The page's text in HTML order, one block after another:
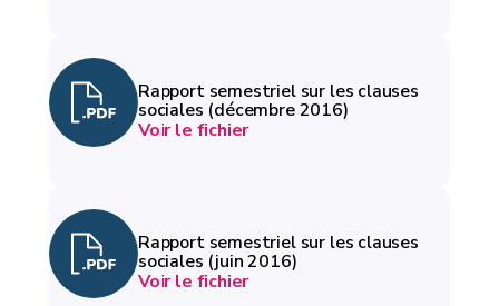
Rapport semestriel sur les clauses
sociales (décembre 2016)
Voir le fichier
Rapport semestriel sur les clauses
sociales (juin 2016)
Voir le fichier